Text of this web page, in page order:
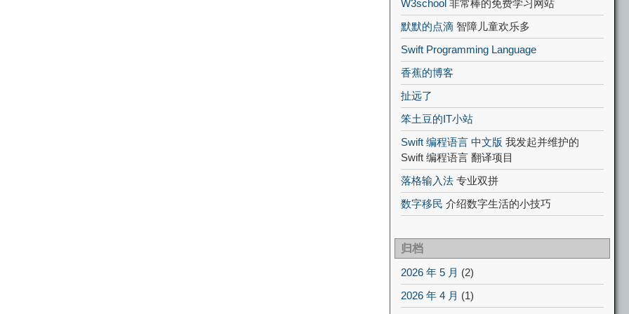
W3school 非常棒的免费学习网站
默默的点滴 智障儿童欢乐多
Swift Programming Language
香蕉的博客
扯远了
笨土豆的IT小站
Swift 编程语言 中文版 我发起并维护的
Swift 编程语言 翻译项目
落格输入法 专业双拼
数字移民 介绍数字生活的小技巧
归档
2026 年 5 月 (2)
2026 年 4 月 (1)